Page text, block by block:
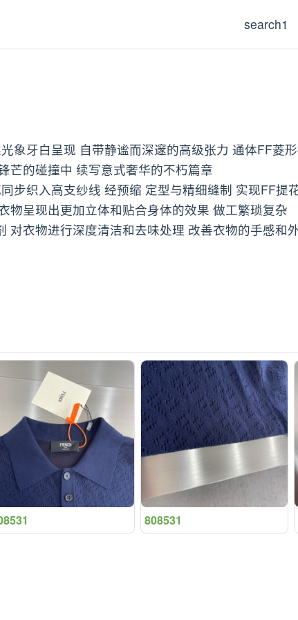
search1
象牙白呈现 自带静谧而深邃的高级张力 通体FF菱
芒的碰撞中 续写意式奢华的不朽篇章
步织入高支纱线 经预缩 定型与精细缝制 实现FF提
物呈现出更加立体和贴合身体的效果 做工繁琐复杂
对衣物进行深度清洁和去味处理 改善衣物的手感和
808531